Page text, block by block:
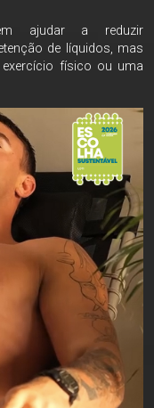
ajudar a reduzir
de líquidos, mas
físico ou uma